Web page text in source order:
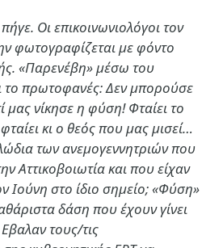
Οι επικοινωνιολόγοι τον
φωτογραφίζεται με φόντο
«Παρενέβη» μέσω του
το πρωτοφανές: Δεν μπορούσε
μας νίκησε η φύση! Φταίει το
κι ο θεός που μας μισεί…
των ανεμογεννητριών που
Αττικοβοιωτία και που είχαν
Ιούνη στο ίδιο σημείο; «Φύση»
δάση που έχουν γίνει
τους/τις